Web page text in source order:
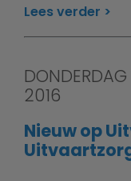
Lees verder
DONDERDAG
2016
Nieuw op